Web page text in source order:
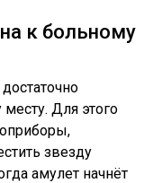
к больному
Для этого
звезду
амулет начнёт